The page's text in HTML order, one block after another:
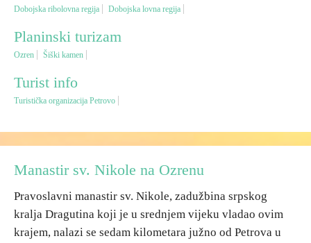
Seoski turizam
Omladinski turizam
Destinacije
Spisak destinacija
Mapa destinacija
Dobojska ribolovna regija Dobojska lovna regija
Planinski turizam
Ozren Šiški kamen
Turist info
Turistička organizacija Petrovo
Manastir sv. Nikole na Ozrenu
Pravoslavni manastir sv. Nikole, zadužbina srpskog
kralja Dragutina koji je u srednjem vijeku vladao ovim
krajem, nalazi se sedam kilometara južno od Petrova u